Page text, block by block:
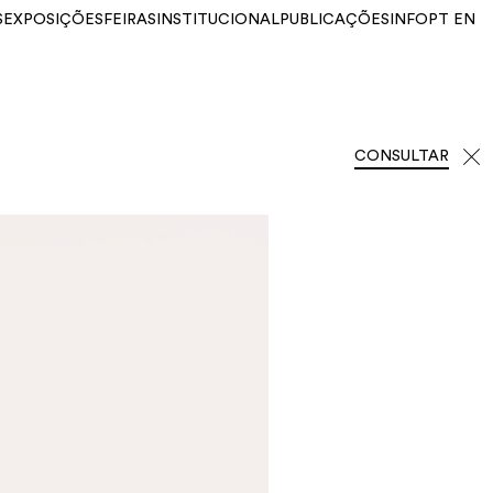
EXPOSIÇÕES FEIRAS INSTITUCIONAL PUBLICAÇÕES INFO PT EN
CONSULTAR